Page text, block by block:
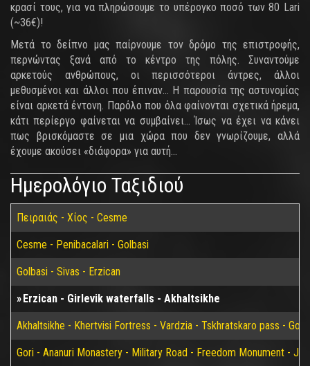
κρασί τους, για να πληρώσουμε το υπέρογκο ποσό των 80 Lari
(~36€)!
Μετά το δείπνο μας παίρνουμε τον δρόμο της επιστροφής,
περνώντας ξανά από το κέντρο της πόλης. Συναντούμε
αρκετούς ανθρώπους, οι περισσότεροι άντρες, άλλοι
μεθυσμένοι και άλλοι που έπιναν... Η παρουσία της αστυνομίας
είναι αρκετά έντονη. Παρόλο που όλα φαίνονται σχετικά ήρεμα,
κάτι περίεργο φαίνεται να συμβαίνει... Ίσως να έχει να κάνει
πως βρισκόμαστε σε μια χώρα που δεν γνωρίζουμε, αλλά
έχουμε ακούσει «διάφορα» για αυτή...
Ημερολόγιο Ταξιδιού
Πειραιάς - Χίος - Cesme
Cesme - Penibacalari - Golbasi
Golbasi - Sivas - Erzican
Erzican - Girlevik waterfalls - Akhaltsikhe
Akhaltsikhe - Khertvisi Fortress - Vardzia - Tskhratskaro pass - Gori
Gori - Ananuri Monastery - Military Road - Freedom Monument -